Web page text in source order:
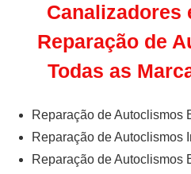
Canalizadores
Reparação de
Todas as
Reparação de Autoclismos
Reparação de Autoclismos
Reparação de Autoclismos